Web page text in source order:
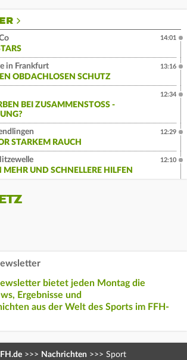
14:01
in Frankfurt
OBDACHLOSEN SCHUTZ
13:16
BEI ZUSAMMENSTOSS - F
12:34
STARKEM RAUCH
12:29
MEHR UND SCHNELLERE HILFEN
12:10
bietet jeden Montag die
Ergebnisse und
aus der Welt des Sports im FFH-
>>> Nachrichten >>> Sport